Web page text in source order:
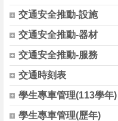
交通安全推動-設施
交通安全推動-器材
交通安全推動-服務
交通時刻表
學生專車管理(113學年)
學生專車管理(歷年)